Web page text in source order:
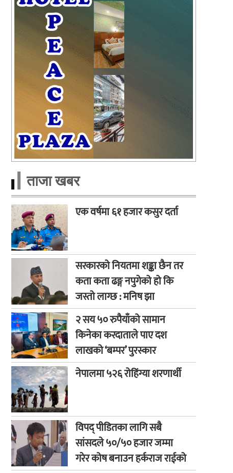
ताजा खबर
एक वर्षमा ६१ हजार कसुर दर्ता
सरकारको नियतमा शङ्का छैन तर
कता कता ढङ्ग नपुगेको हो कि
जस्तो लाग्छ : मनिष झा
२ सय ५० रुपैयाँको सामान
किनेका करदाताले पाए दश
लाखको ‘बम्पर’ पुरस्कार
नेपालमा ५२६ रोहिंग्या शरणार्थी
विपद् पीडितका लागि सबै
सांसदले ५०/५० हजार जम्मा
गरेर कोष बनाउन हर्कराज राईको